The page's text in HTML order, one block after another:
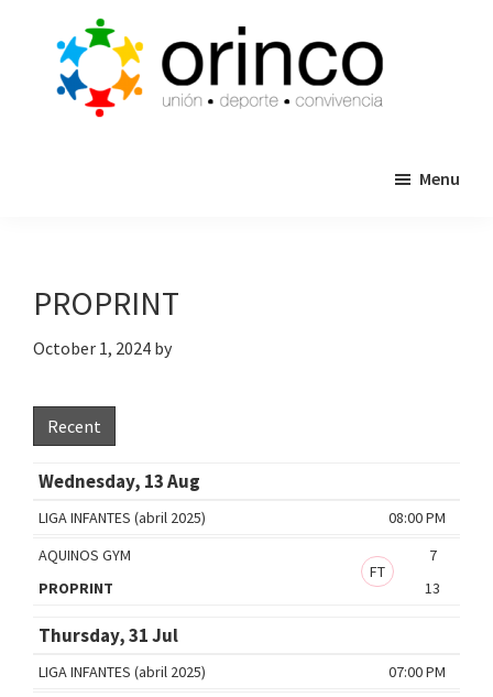
primary
de
Bateo
Eventos
Menu
PROPRINT
October 1, 2024 by
Recent
Wednesday, 13 Aug
08:00 PM
LIGA INFANTES (abril 2025)
AQUINOS GYM
7
FT
PROPRINT
13
Thursday, 31 Jul
07:00 PM
LIGA INFANTES (abril 2025)